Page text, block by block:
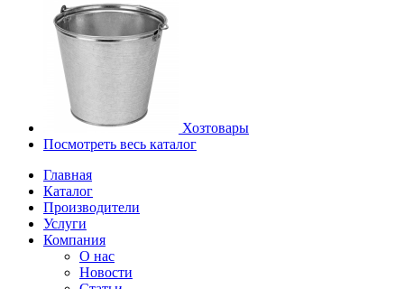
Хозтовары
Посмотреть весь каталог
Главная
Каталог
Производители
Услуги
Компания
О нас
Новости